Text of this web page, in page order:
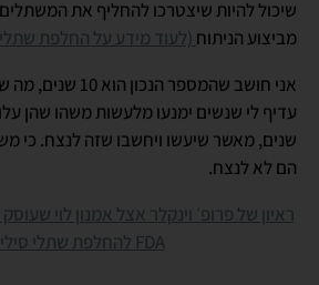
מביצוע הניתוח (לעוד מידע על החלפת
אני חושב שהמספר
שנים, מאשר שיעשו ויחשבו שזה לנצח. כי
הם לא לנצח.
ראיון של פרופ׳ וינקלר אצל אמנון לוי
FDA להחלפת שתלי סיליקון